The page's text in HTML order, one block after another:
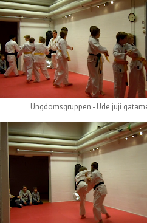
Ungdomsgruppen - Ude juji